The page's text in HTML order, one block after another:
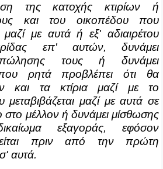
της κατοχής κτιρίων ή
και του οικοπέδου που
μαζί με αυτά ή εξ' αδιαιρέτου
επ' αυτών, δυνάμει
τους ή δυνάμει
ρητά προβλέπει ότι θα
και τα κτίρια μαζί με το
μαζί με αυτά σε
μέλλον ή δυνάμει μίσθωσης
εξαγοράς, εφόσον
πριν από την πρώτη
αυτά.